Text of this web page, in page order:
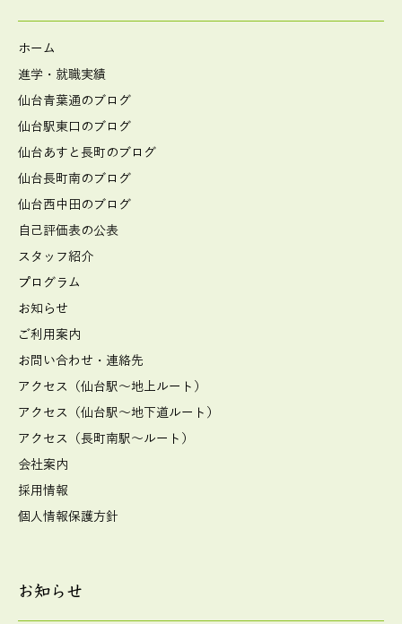
ホーム
進学・就職実績
仙台青葉通のブログ
仙台駅東口のブログ
仙台あすと長町のブログ
仙台長町南のブログ
仙台西中田のブログ
自己評価表の公表
スタッフ紹介
プログラム
お知らせ
ご利用案内
お問い合わせ・連絡先
アクセス（仙台駅～地上ルート）
アクセス（仙台駅～地下道ルート）
アクセス（長町南駅～ルート）
会社案内
採用情報
個人情報保護方針
お知らせ